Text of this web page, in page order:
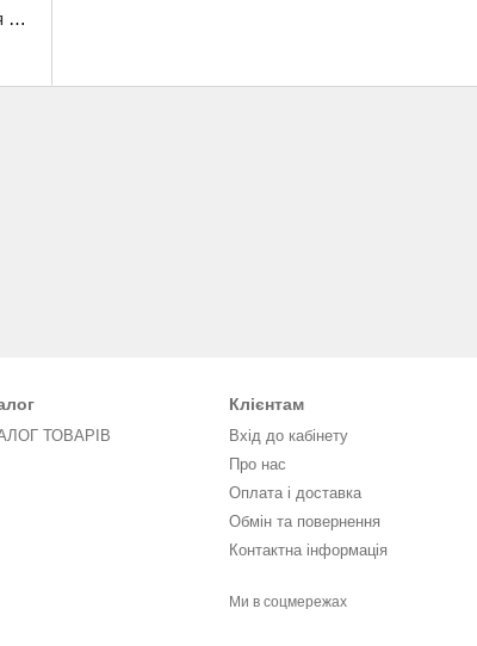
25
ТОВАРІВ
Клієнтам
Вхід до кабінету
Про нас
Оплата і доставка
Обмін та повернення
Контактна інформація
Ми в соцмережах